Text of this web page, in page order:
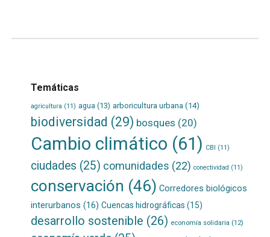
Temáticas
agricultura (11) agua (13) arboricultura urbana (14)
biodiversidad (29) bosques (20)
Cambio climático (61) CBI (11)
ciudades (25) comunidades (22) conectividad (11)
conservación (46) Corredores biológicos
interurbanos (16) Cuencas hidrográficas (15)
desarrollo sostenible (26) economía solidaria (12)